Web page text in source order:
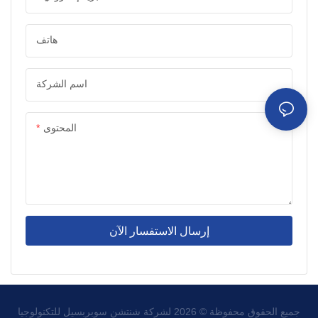
هاتف
اسم الشركة
المحتوى
إرسال الاستفسار الآن
جميع الحقوق محفوظة © 2026 لشركة شنتشن سوبربسيل للتكنولوجيا